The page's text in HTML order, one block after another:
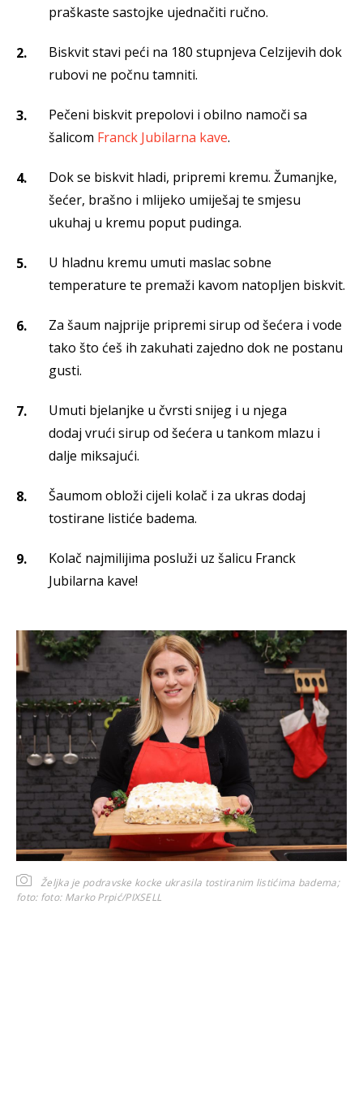
praškaste sastojke ujednačiti ručno.
Biskvit stavi peći na 180 stupnjeva Celzijevih dok
rubovi ne počnu tamniti.
Pečeni biskvit prepolovi i obilno namoči sa
šalicom Franck Jubilarna kave.
Dok se biskvit hladi, pripremi kremu. Žumanjke,
šećer, brašno i mlijeko umiješaj te smjesu
ukuhaj u kremu poput pudinga.
U hladnu kremu umuti maslac sobne
temperature te premaži kavom natopljen biskvit.
Za šaum najprije pripremi sirup od šećera i vode
tako što ćeš ih zakuhati zajedno dok ne postanu
gusti.
Umuti bjelanjke u čvrsti snijeg i u njega
dodaj vrući sirup od šećera u tankom mlazu i
dalje miksajući.
Šaumom obloži cijeli kolač i za ukras dodaj
tostirane listiće badema.
Kolač najmilijima posluži uz šalicu Franck
Jubilarna kave!
Željka je podravske kocke ukrasila tostiranim listićima badema;
foto: foto: Marko Prpić/PIXSELL